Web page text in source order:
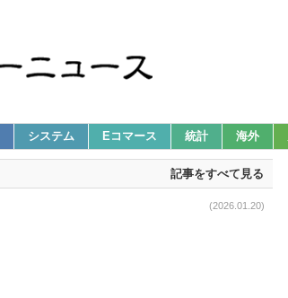
システム Eコマース 統計 海外
記事をすべて見る
(2026.01.20)